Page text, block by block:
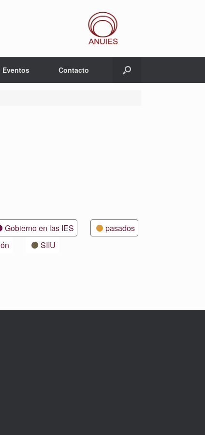
Eventos Contacto
Gobierno en las IES
pasados
SIIU